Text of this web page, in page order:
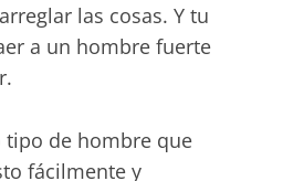
las cosas. Y tu
a un hombre fuerte
de hombre que
fácilmente y